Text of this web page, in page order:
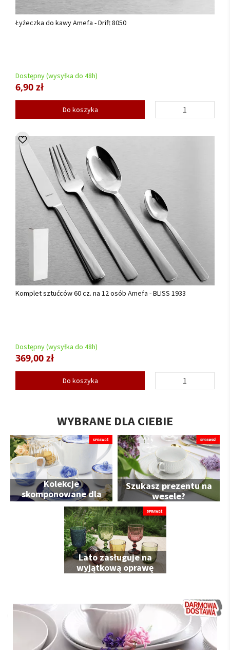
Łyżeczka do kawy Amefa - Drift 8050
Dostępny (wysyłka do 48h)
6,90 zł
Do koszyka
Komplet sztućców 60 cz. na 12 osób Amefa - BLISS 1933
Dostępny (wysyłka do 48h)
369,00 zł
Do koszyka
WYBRANE DLA CIEBIE
Kolekcje
skomponowane dla
Ciebie
Szukasz prezentu na
wesele?
Lato zasługuje na
wyjątkową oprawę